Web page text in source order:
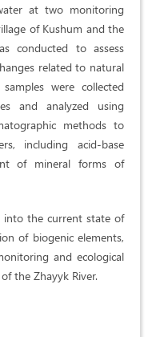
at two monitoring
of Kushum and the
conducted to assess
related to natural
were collected
and analyzed using
methods to
including acid-base
of mineral forms of
into the current state of
of biogenic elements,
and ecological
the Zhayyk River.